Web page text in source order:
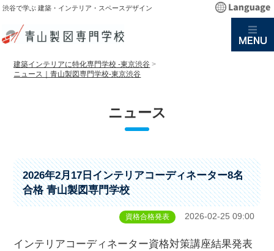
渋谷で学ぶ 建築・インテリア・スペースデザイン
建築インテリアに特化専門学校 -東京渋谷 >
ニュース｜青山製図専門学校-東京渋谷
ニュース
2026年2月17日インテリアコーディネーター8名
合格 青山製図専門学校
資格合格発表 2026-02-25 09:00
インテリアコーディネーター資格対策講座結果発表